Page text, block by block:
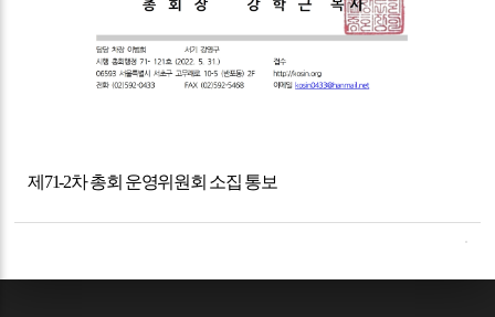
제 71-2차 총회 운영위원회 소집 통보